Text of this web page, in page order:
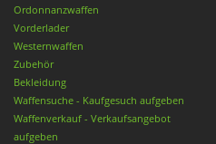
Ordonnanzwaffen
Vorderlader
Westernwaffen
Zubehör
Bekleidung
Waffensuche - Kaufgesuch aufgeben
Waffenverkauf - Verkaufsangebot
aufgeben